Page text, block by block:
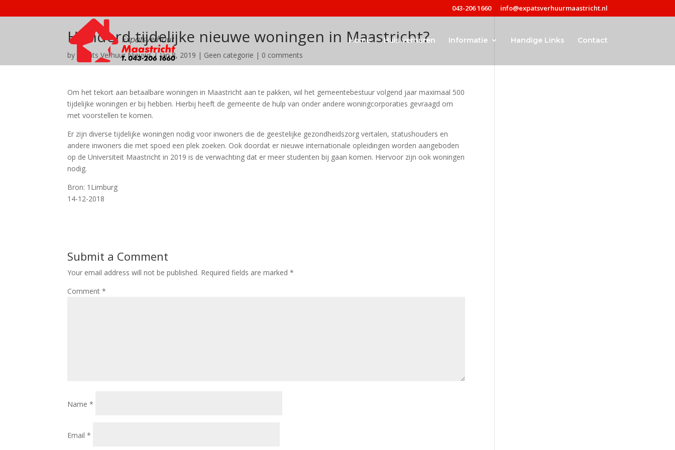
043-206 1660 info@expatsverhuurmaastricht.nl
Home Huis verhuren Informatie Handige Links Contact
Honderd tijdelijke nieuwe woningen in Maastricht?
by Expats Verhuur Nieuws|Jan 8, 2019 | Geen categorie | 0 comments
Om het tekort aan betaalbare woningen in Maastricht aan te pakken, wil het gemeentebestuur volgend jaar maximaal 500
tijdelijke woningen er bij hebben. Hierbij heeft de gemeente de hulp van onder andere woningcorporaties gevraagd om
met voorstellen te komen.
Er zijn diverse tijdelijke woningen nodig voor inwoners die de geestelijke gezondheidszorg vertalen, statushouders en
andere inwoners die met spoed een plek zoeken. Ook doordat er nieuwe internationale opleidingen worden aangeboden
op de Universiteit Maastricht in 2019 is de verwachting dat er meer studenten bij gaan komen. Hiervoor zijn ook woningen
nodig.
Bron: 1Limburg
14-12-2018
Submit a Comment
Your email address will not be published. Required fields are marked*
Comment*
Name*
Email*